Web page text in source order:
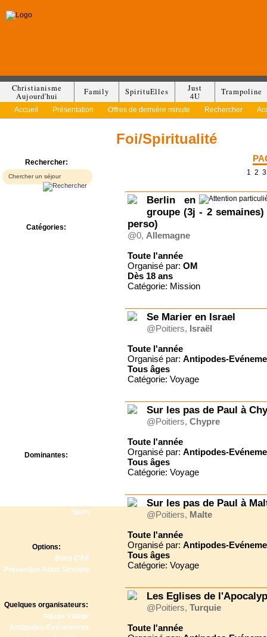
Christianisme
Aujourd'hui
Family SpirituElles
Just
4U
Trampoline
Accueil Présentation Offres de dernière minute Rechercher
Rechercher:
Catégories:
Dominantes:
Sport
Options:
Bons CAF
Prévention Abus Sexuels
Quelques organisateurs:
Agape Village
Antipodes-Evénements
Foi/Spiritualité
1 2 3
Berlin en
groupe (3j - 2
perso)
@0, Allemagne
Toute l'année
Organisé par: OM
Dès 18 ans
Catégorie: Mission
Se Marier en Israel
@Poitiers, Israël
Toute l'année
Organisé par: Antipodes-
Tous âges
Catégorie: Voyage
Sur les pas de Paul à
@Poitiers, Chypre
Toute l'année
Organisé par: Antipodes-
Tous âges
Catégorie: Voyage
Sur les pas de Paul à
@Poitiers, Malte
Toute l'année
Organisé par: Antipodes-
Tous âges
Catégorie: Voyage
Les Eglises de
@Poitiers, Turquie
Toute l'année